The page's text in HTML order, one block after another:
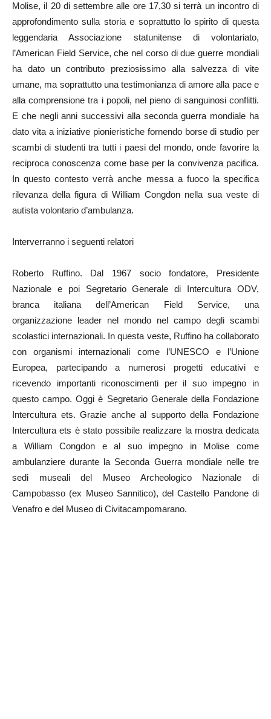
Molise, il 20 di settembre alle ore 17,30 si terrà un incontro di
approfondimento sulla storia e soprattutto lo spirito di questa
leggendaria Associazione statunitense di volontariato,
l’American Field Service, che nel corso di due guerre mondiali
ha dato un contributo preziosissimo alla salvezza di vite
umane, ma soprattutto una testimonianza di amore alla pace e
alla comprensione tra i popoli, nel pieno di sanguinosi conflitti.
E che negli anni successivi alla seconda guerra mondiale ha
dato vita a iniziative pionieristiche fornendo borse di studio per
scambi di studenti tra tutti i paesi del mondo, onde favorire la
reciproca conoscenza come base per la convivenza pacifica.
In questo contesto verrà anche messa a fuoco la specifica
rilevanza della figura di William Congdon nella sua veste di
autista volontario d’ambulanza.
Interverranno i seguenti relatori
Roberto Ruffino. Dal 1967 socio fondatore, Presidente
Nazionale e poi Segretario Generale di Intercultura ODV,
branca italiana dell’American Field Service, una
organizzazione leader nel mondo nel campo degli scambi
scolastici internazionali. In questa veste, Ruffino ha collaborato
con organismi internazionali come l’UNESCO e l’Unione
Europea, partecipando a numerosi progetti educativi e
ricevendo importanti riconoscimenti per il suo impegno in
questo campo. Oggi è Segretario Generale della Fondazione
Intercultura ets. Grazie anche al supporto della Fondazione
Intercultura ets è stato possibile realizzare la mostra dedicata
a William Congdon e al suo impegno in Molise come
ambulanziere durante la Seconda Guerra mondiale nelle tre
sedi museali del Museo Archeologico Nazionale di
Campobasso (ex Museo Sannitico), del Castello Pandone di
Venafro e del Museo di Civitacampomarano.